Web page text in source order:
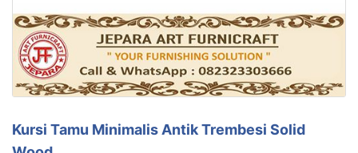
Kursi Tamu Minimalis Antik Trembesi Solid